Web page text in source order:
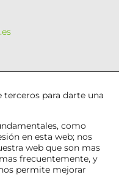
terceros para darte una
como
en esta web; nos
web que son mas
frecuentemente, y
permite mejorar